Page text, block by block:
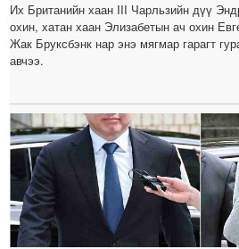
Их Британийн хаан III Чарльзийн дүү
охин, хатан хаан Элизабетын ач охин
Жак Бруксбэнк нар энэ мягмар гарагт
авчээ.